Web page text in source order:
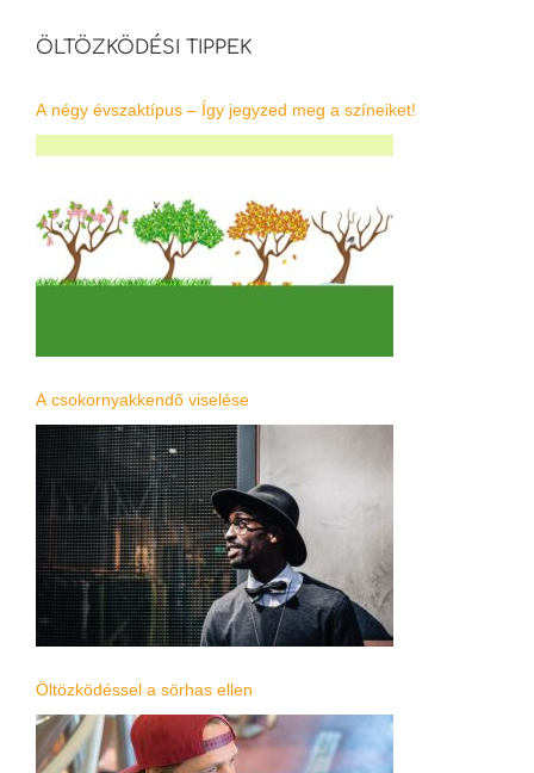
ÖLTÖZKÖDÉSI TIPPEK
A négy évszaktípus – Így jegyzed meg a színeiket!
A csokornyakkendő viselése
Öltözködéssel a sörhas ellen